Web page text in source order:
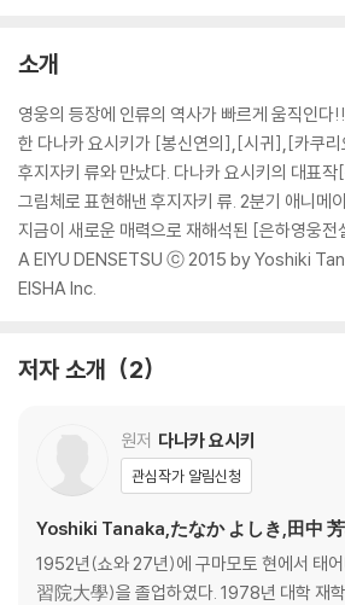
소개
영웅의 등장에 인류의 역사가 빠르게 움직인다
한 다나카 요시키가 [봉신연의],[시귀],[카쿠리
후지자키 류와 만났다. 다나카 요시키의 대표
그림체로 표현해낸 후지자키 류. 2분기 애니메
지금이 새로운 매력으로 재해석된 [은하영웅
A EIYU DENSETSU ⓒ 2015 by Yoshiki
EISHA Inc.
저자 소개 2
원저 다나카 요시키
관심작가 알림신청
Yoshiki Tanaka,たなか よしき,田中
1952년(쇼와 27년)에 구마모토 현에서 태
習院大學)을 졸업하였다. 1978년 대학 재학